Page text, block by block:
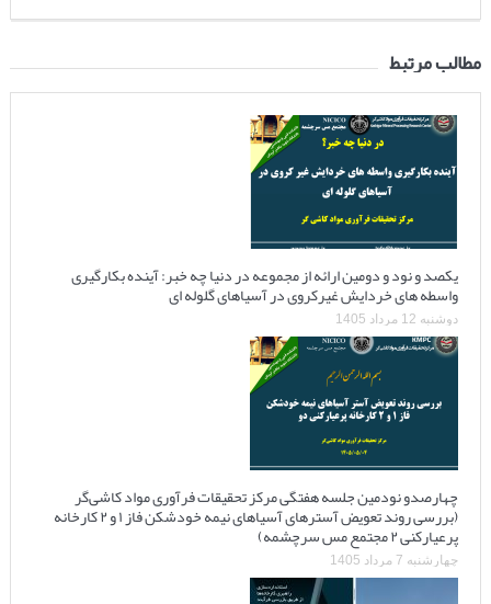
مطالب مرتبط
یکصد و نود و دومین ارائه از مجموعه در دنیا چه خبر: آینده بکارگیری
واسطه های خردایش غیرکروی در آسیاهای گلوله ای
دوشنبه 12 مرداد 1405
چهارصدو نودمین جلسه هفتگی مرکز تحقیقات فرآوری مواد کاشی‌گر
(بررسی روند تعویض آسترهای آسیاهای نیمه خودشکن فاز ۱ و ۲ کارخانه
پرعیارکنی ۲ مجتمع مس سرچشمه)
چهارشنبه 7 مرداد 1405